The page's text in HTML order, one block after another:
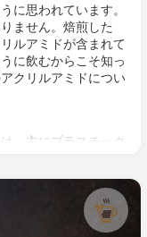
に思われています。
ません。焙煎した
ルアミドが含まれて
に飲むからこそ知っ
クリルアミドについ
、主にプラスチック
げ菓子、シリアルな
理した際に生成され
と同じくらい健康に